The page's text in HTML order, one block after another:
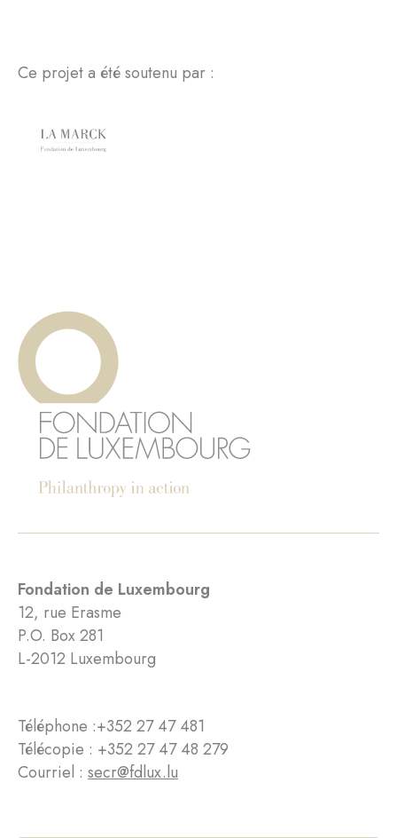
Ce projet a été soutenu par :
Fondation de Luxembourg
12, rue Erasme
P.O. Box 281
L-2012 Luxembourg
Téléphone :+352 27 47 481
Télécopie : +352 27 47 48 279
Courriel : secr@fdlux.lu